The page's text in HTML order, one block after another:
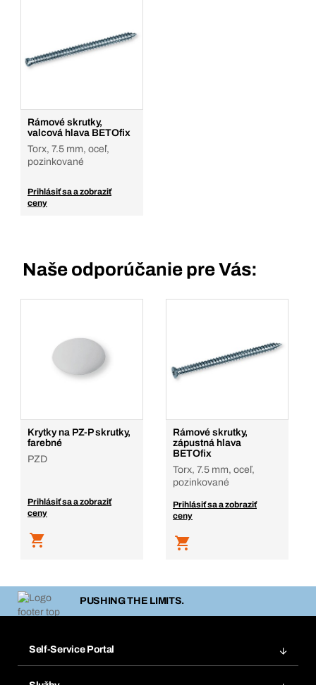
Rámové skrutky,
valcová hlava BETOfix
Torx, 7.5 mm, oceľ,
pozinkované
Prihlásiť sa a zobraziť
ceny
Naše odporúčanie pre Vás:
Krytky na PZ-P skrutky,
farebné
PZD
Prihlásiť sa a zobraziť
ceny
Rámové skrutky,
zápustná hlava
BETOfix
Torx, 7.5 mm, oceľ,
pozinkované
Prihlásiť sa a zobraziť
ceny
PUSHING THE LIMITS.
Self-Service Portal